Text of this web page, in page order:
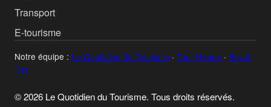
Transport
E-tourisme
Notre équipe : Le Quotidien du Tourisme · Tour Hebdo · Bus &
Car
© 2026 Le Quotidien du Tourisme. Tous droits réservés.